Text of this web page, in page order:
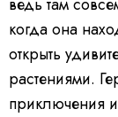
ведь там
когда она
открыть
растениями.
приключения